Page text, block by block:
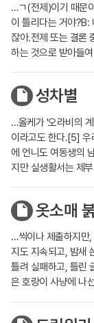
…ㄱ(전제)이기 때문
이 틀리다는 거야?B:
잖아.전제 또는 결론
하는 것으로 받아들
성차별
…올케가 '오라비의
이라고도 한다.[5] 우
에 언니도 여동생의
지만 실생활서는 제
옷소매
…씩이나 제출하지만
지도 지속되고, 밤새
틀려 실패하고, 틀린
은 호랑이 사냥에 나